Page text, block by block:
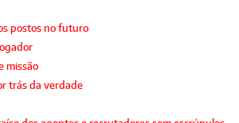
postos no futuro
missão
trás da verdade